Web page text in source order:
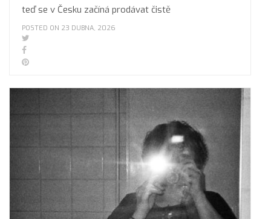
teď se v Česku začíná prodávat čistě
POSTED ON 23 DUBNA, 2026